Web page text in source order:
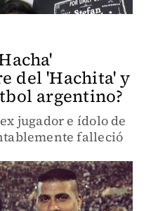
del 'Hachita' y
argentino?
jugador e ídolo de
falleció